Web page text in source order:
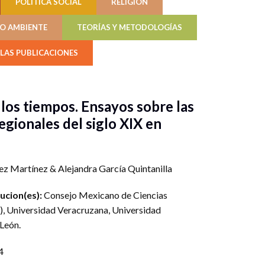
AMBIENTE TEORÍAS Y METODOLOGÍAS
PUBLICACIONES
tiempos. Ensayos sobre las
del siglo XIX en
Martínez& Alejandra García Quintanilla
Consejo Mexicano de Ciencias
, Universidad Veracruzana, Universidad
.